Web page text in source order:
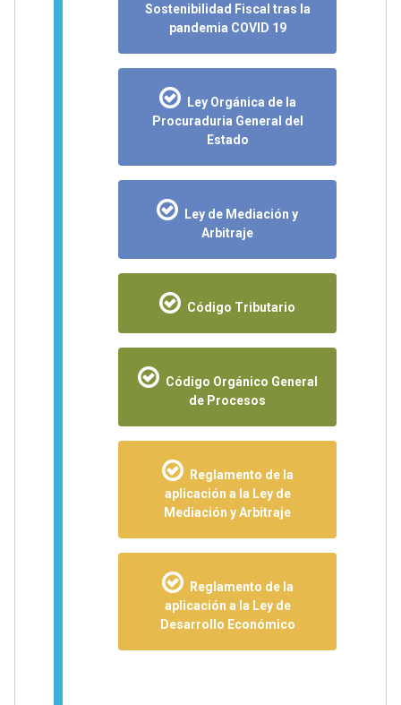
Sostenibilidad Fiscal tras la
pandemia COVID 19
Ley Orgánica de la
Procuraduria General del
Estado
Ley de Mediación y
Arbitraje
Código Tributario
Código Orgánico General
de Procesos
Reglamento de la
aplicación a la Ley de
Mediación y Arbitraje
Reglamento de la
aplicación a la Ley de
Desarrollo Económico